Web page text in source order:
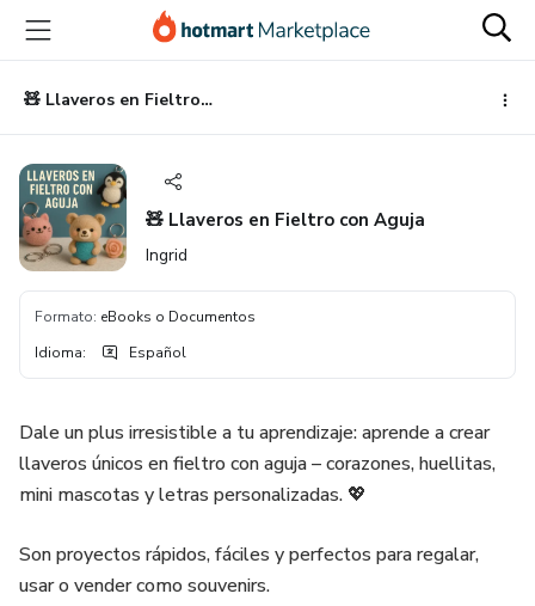
principal
página
de
página
🧸 Llaveros en Fieltro con Aguja
🧸 Llaveros en Fieltro con Aguja
Ingrid
Formato: eBooks o Documentos
Idioma: Español
Dale un plus irresistible a tu aprendizaje: aprende a crear
llaveros únicos en fieltro con aguja – corazones, huellitas,
mini mascotas y letras personalizadas. 💖
Son proyectos rápidos, fáciles y perfectos para regalar,
usar o vender como souvenirs.